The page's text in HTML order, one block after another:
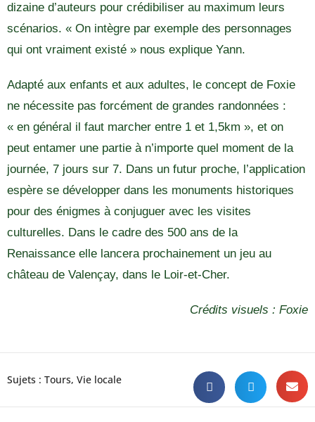
dizaine d’auteurs pour crédibiliser au maximum leurs
scénarios. « On intègre par exemple des personnages
qui ont vraiment existé » nous explique Yann.
Adapté aux enfants et aux adultes, le concept de Foxie
ne nécessite pas forcément de grandes randonnées :
« en général il faut marcher entre 1 et 1,5km », et on
peut entamer une partie à n’importe quel moment de la
journée, 7 jours sur 7. Dans un futur proche, l’application
espère se développer dans les monuments historiques
pour des énigmes à conjuguer avec les visites
culturelles. Dans le cadre des 500 ans de la
Renaissance elle lancera prochainement un jeu au
château de Valençay, dans le Loir-et-Cher.
Crédits visuels : Foxie
Sujets : Tours, Vie locale